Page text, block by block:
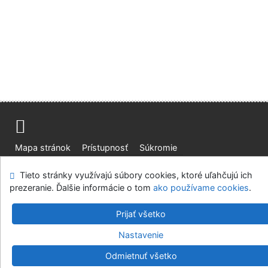
Mapa stránok Prístupnosť
Súkromie
Slovenská lesnícka a drevárska knižnica pri Technickej
univerzite vo Zvolene
©1993-2026IPACv.4.8.63a-Cosmotron Slovakia, s.r.o.
Tieto stránky využívajú súbory cookies, ktoré uľahčujú ich
prezeranie. Ďalšie informácie o tom ako používame cookies.
Prijať všetko
Nastavenie
Odmietnuť všetko